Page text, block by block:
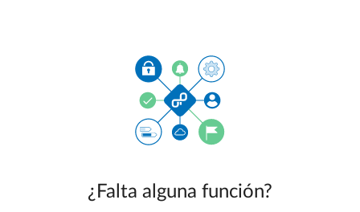
¿Falta alguna función?